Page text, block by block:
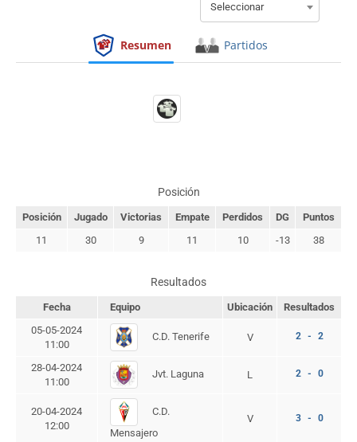
Seleccionar
Resumen Partidos
Posición
Posición Jugado Victorias Empate Perdidos DG
Puntos
11
30 9 11 10 -13 38
Resultados
Fecha Equipo Ubicación
Resultados
05-05-2024
11:00
C.D. Tenerife V 2 - 2
28-04-2024
11:00
Jvt. Laguna L 2 - 0
20-04-2024
12:00
C.D.
Mensajero
V 3 - 0